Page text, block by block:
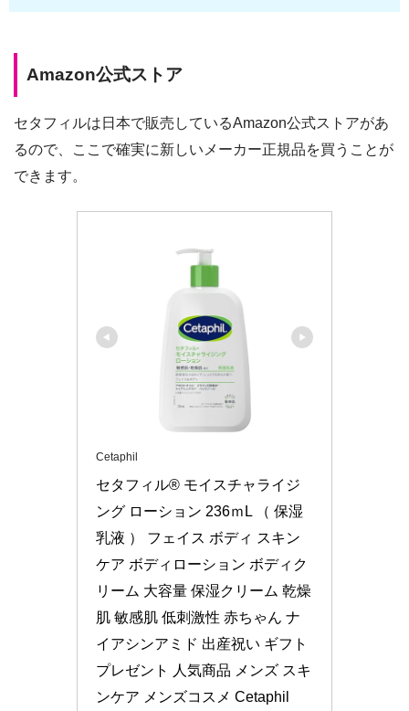
Amazon公式ストア
セタフィルは日本で販売しているAmazon公式ストアがあ
るので、ここで確実に新しいメーカー正規品を買うことが
できます。
Cetaphil
セタフィル® モイスチャライジ
ング ローション 236ｍL （ 保湿
乳液 ） フェイス ボディ スキン
ケア ボディローション ボディク
リーム 大容量 保湿クリーム 乾燥
肌 敏感肌 低刺激性 赤ちゃん ナ
イアシンアミド 出産祝い ギフト
プレゼント 人気商品 メンズ スキ
ンケア メンズコスメ Cetaphil